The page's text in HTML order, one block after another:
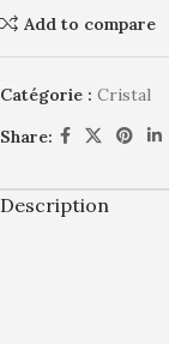
Add to compare
Catégorie : Cristal
Share:
Description